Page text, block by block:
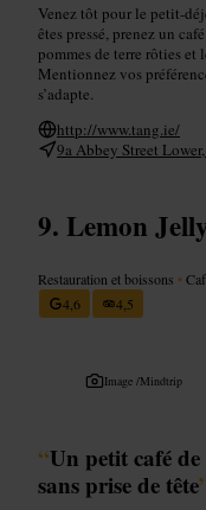
Venez tôt pour le petit-
êtes pressé, prenez un
pommes de terre rôties et
Mentionnez vos
s’adapte.
http://www.tang.ie/
9a Abbey Street
Lemon
Restauration et boissons •
4,6
4,5
Image /Mindtrip
“Un petit café
sans prise de tête